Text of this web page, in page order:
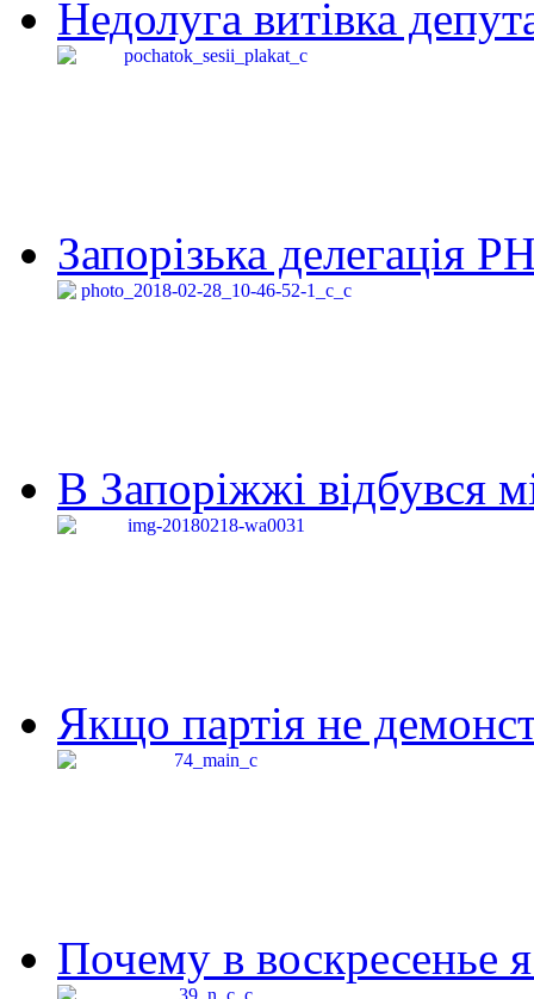
Недолуга витівка
Запорізька делегація
В Запоріжжі відбувся
Якщо партія не
Почему в воскресенье